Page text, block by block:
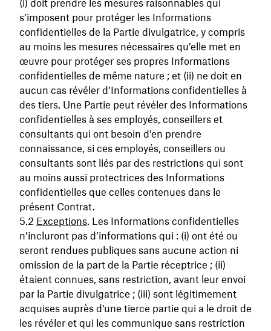
(i) doit prendre les mesures raisonnables qui
s’imposent pour protéger les Informations
confidentielles de la Partie divulgatrice, y compris
au moins les mesures nécessaires qu’elle met en
œuvre pour protéger ses propres Informations
confidentielles de même nature ; et (ii) ne doit en
aucun cas révéler d’Informations confidentielles à
des tiers. Une Partie peut révéler des Informations
confidentielles à ses employés, conseillers et
consultants qui ont besoin d’en prendre
connaissance, si ces employés, conseillers ou
consultants sont liés par des restrictions qui sont
au moins aussi protectrices des Informations
confidentielles que celles contenues dans le
présent Contrat.
Exceptions. Les Informations confidentielles
n’incluront pas d’informations qui : (i) ont été ou
seront rendues publiques sans aucune action ni
omission de la part de la Partie réceptrice ; (ii)
étaient connues, sans restriction, avant leur envoi
par la Partie divulgatrice ; (iii) sont légitimement
acquises auprès d’une tierce partie qui a le droit de
les révéler et qui les communique sans restriction